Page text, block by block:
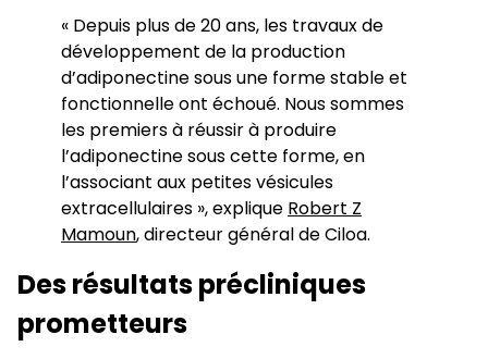
« Depuis plus de 20 ans, les travaux de
développement de la production
d’adiponectine sous une forme stable et
fonctionnelle ont échoué. Nous sommes
les premiers à réussir à produire
l’adiponectine sous cette forme, en
l’associant aux petites vésicules
extracellulaires », explique Robert Z
Mamoun, directeur général de Ciloa.
Des résultats précliniques
prometteurs